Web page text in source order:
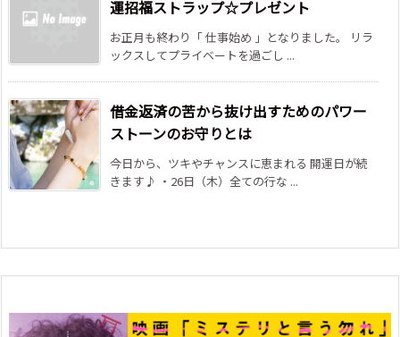
運招福ストラップ☆プレゼント
お正月も終わり「 仕事始め 」となりました。 リラ
ックスしてプライベートを過ごし ...
借金返済の苦から抜け出すためのパワー
ストーンのお守りとは
今日から、ツキやチャンスに恵まれる 開運日が続
きます♪ ・26日（木）全ての行な ...